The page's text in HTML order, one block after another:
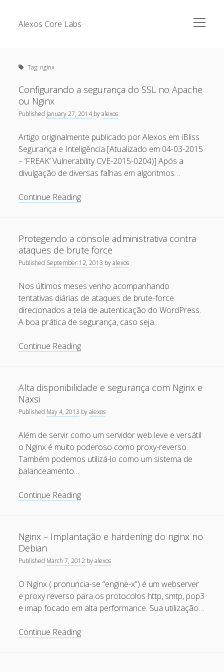
Alexos Core Labs
open
menu
Cursos
Github
Linkedin
Publicações
Security Advisories
Tools
Recent Posts
SECURITY CONFERENCE
Mitigando tráfego malicioso originado da rede TOR
[Capacite] Linux – Comandos Básicos 2
[Capacite] Linux – Conceitos Básicos
Recent Comments
Maicon Fonseca ZancoonProtegendo a console
administrativa contra ataques de brute force
alexosonProtegendo a console administrativa contra
ataques de brute force
Gilson Camelo
on
Protegendo a console administrativa
contra ataques de brute force
tuxtrackonOtimizando a detecção de ataques de SQLi
nginx no Debian
Archives
September 2024
April 2022
October 2020
September 2020
December 2014
October 2014
September 2014
January 2014
November 2013
October 2013
Tag: nginx
Configurando a segurança do SSL no Apache
ou Nginx
Published January 27, 2014byalexos
Artigo originalmente publicado por Alexos em iBliss
Segurança e Inteligência [Atualizado em 04-03-2015
– ‘FREAK’ Vulnerability CVE-2015-0204)] Após a
divulgação de diversas falhas em algoritmos…
Continue ReadingConfigurando
SSL
no
Apache
Nginx
Protegendo a console administrativa contra
ataques de brute force
Published September 12, 2013 byalexos
Nos últimos meses venho acompanhando
tentativas diárias de ataques de brute-force
direcionados a tela de autenticação do WordPress.
A boa prática de segurança, caso seja…
Continue ReadingProtegendo
administrativa
contra
de
force
Alta disponibilidade e segurança com Nginx e
Naxsi
Published May 4, 2013 byalexos
Além de servir como um servidor web leve e versátil
o Nginx é muito poderoso como proxy-reverso.
Também podemos utilizá-lo como um sistema de
balanceamento…
Continue ReadingAlta
segurança
com
e
Naxsi
Nginx – Implantação e hardening do nginx no
Debian
Published March 7, 2012 byalexos
O Nginx ( pronuncia-se “engine-x”) é um webserver
e proxy reverso para os protocolos http, smtp, pop3
e imap focado em alta performance. Sua utilização…
Continue ReadingNginx